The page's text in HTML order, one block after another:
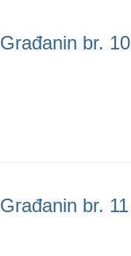
Građanin br. 10
Građanin br. 11